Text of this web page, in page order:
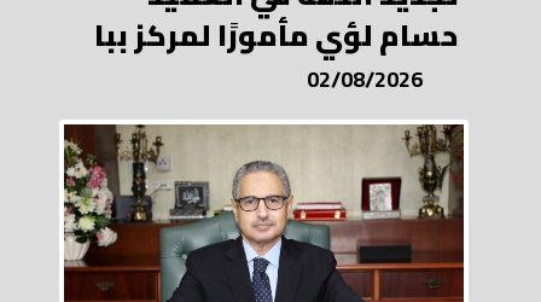
حسام لؤي مأمورًا لمركز ببا
02/08/2026